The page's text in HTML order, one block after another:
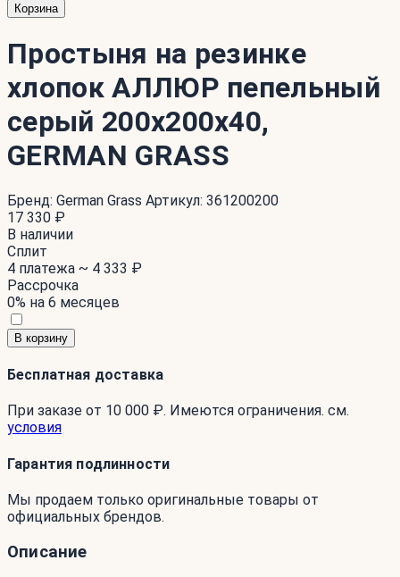
Корзина
Простыня на резинке
хлопок АЛЛЮР пепельный
серый 200x200x40,
GERMAN GRASS
Бренд: German Grass Артикул: 361200200
17 330 ₽
В наличии
Сплит
4 платежа ~ 4 333 ₽
Рассрочка
0% на 6 месяцев
В корзину
Бесплатная доставка
При заказе от 10 000 ₽. Имеются ограничения. см.
условия
Гарантия подлинности
Мы продаем только оригинальные товары от
официальных брендов.
Описание